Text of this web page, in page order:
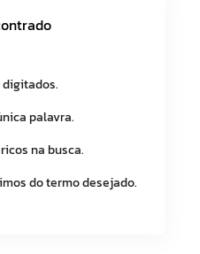
palavra.
na busca.
do termo desejado.